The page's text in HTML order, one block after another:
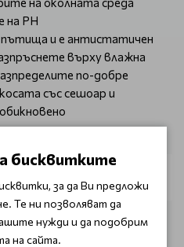
на PH
и е антистатичен
върху влажна
по-добре
със сешоар и
бисквитките
за да Ви предложи
Те ни позволяват да
нужди и да подобрим
на сайта.